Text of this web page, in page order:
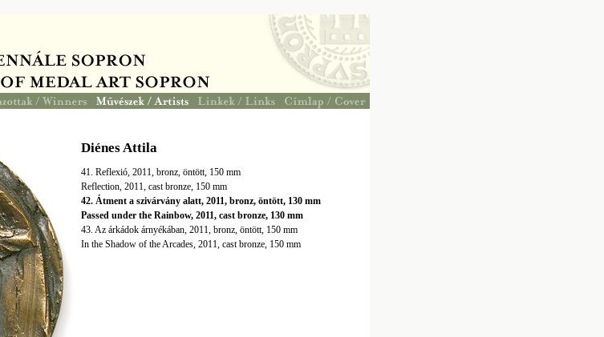
Diénes Attila
41. Reflexió, 2011, bronz, öntött, 150 mm
Reflection, 2011, cast bronze, 150 mm
42. Átment a szivárvány alatt, 2011, bronz, öntött, 130 mm
Passed under the Rainbow, 2011, cast bronze, 130 mm
43. Az árkádok árnyékában, 2011, bronz, öntött, 150 mm
In the Shadow of the Arcades, 2011, cast bronze, 150 mm